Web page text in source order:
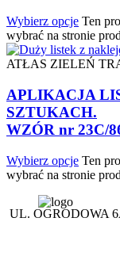
Wybierz opcje Ten
wybrać na stronie
ATŁAS ZIELEŃ
APLIKACJA
SZTUKACH.
WZÓR nr 23C/
Wybierz opcje Ten
wybrać na stronie
UL. OGRODOWA